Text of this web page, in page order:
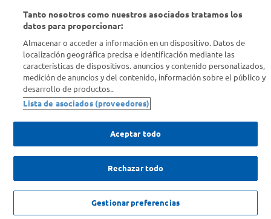
NO DISPONIBLE
Conocenos
Info útil
Comprá Online
Tanto nosotros como nuestros asociados tratamos los
datos para proporcionar:
Almacenar o acceder a información en un dispositivo. Datos de
localización geográfica precisa e identificación mediante las
características de dispositivos. anuncios y contenido personalizados,
medición de anuncios y del contenido, información sobre el público y
desarrollo de productos..
Lista de asociados (proveedores)
Aceptar todo
Rechazar todo
Gestionar preferencias